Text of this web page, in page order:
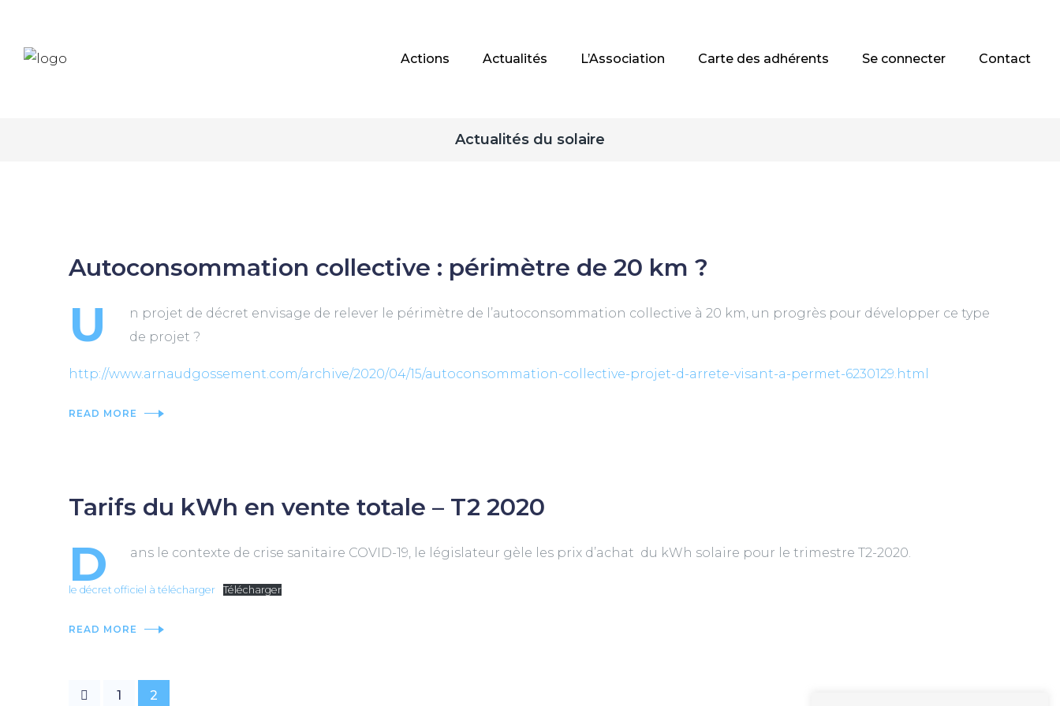
Actions Actualités L’Association Carte des adhérents Se connecter Contact
Actualités du solaire
Autoconsommation collective : périmètre de 20 km ?
U
n projet de décret envisage de relever le périmètre de l’autoconsommation collective à 20 km, un progrès pour développer ce type
de projet ?
http://www.arnaudgossement.com/archive/2020/04/15/autoconsommation-collective-projet-d-arrete-visant-a-permet-6230129.html
READ MORE
Tarifs du kWh en vente totale – T2 2020
D ans le contexte de crise sanitaire COVID-19, le législateur gèle les prix d’achat du kWh solaire pour le trimestre T2-2020.
le décret officiel à télécharger Télécharger
READ MORE
1 2